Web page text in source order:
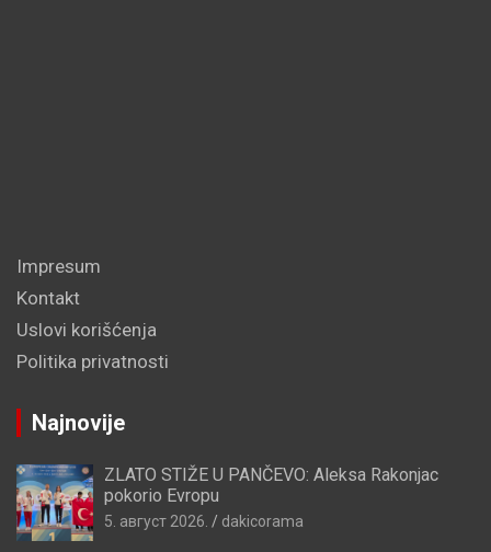
Impresum
Kontakt
Uslovi korišćenja
Politika privatnosti
Najnovije
ZLATO STIŽE U PANČEVO: Aleksa Rakonjac
pokorio Evropu
5. август 2026. dakicorama